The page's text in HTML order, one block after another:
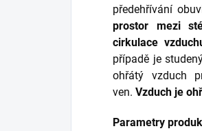
předehřívání
prostor mezi
cirkulace
případě je
ohřátý vzduch
ven. Vzduch je
Parametry